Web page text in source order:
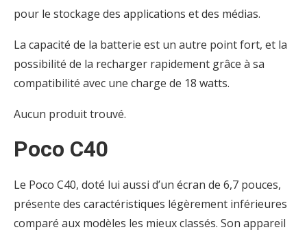
pour le stockage des applications et des médias.
La capacité de la batterie est un autre point fort, et la
possibilité de la recharger rapidement grâce à sa
compatibilité avec une charge de 18 watts.
Aucun produit trouvé.
Poco C40
Le Poco C40, doté lui aussi d’un écran de 6,7 pouces,
présente des caractéristiques légèrement inférieures
comparé aux modèles les mieux classés. Son appareil